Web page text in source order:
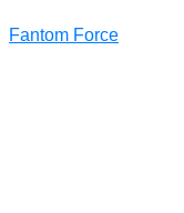
Fantom Force